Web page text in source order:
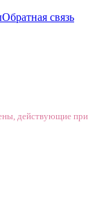
Обратная связь
действующие при